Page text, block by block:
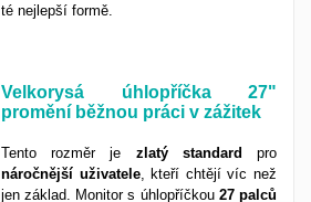
té nejlepší formě.
Velkorysá úhlopříčka 27"
promění běžnou práci v zážitek
Tento rozměr je zlatý standard pro
náročnější uživatele, kteří chtějí víc než
jen základ. Monitor s úhlopříčkou 27 palců